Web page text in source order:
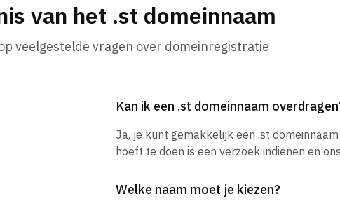
van het .st domeinnaam
veelgestelde vragen over domeinregistratie
Kan ik een .st domeinnaam
Ja, je kunt gemakkelijk een .st
hoeft te doen is een verzoek indienen en
Welke naam moet je kiezen?